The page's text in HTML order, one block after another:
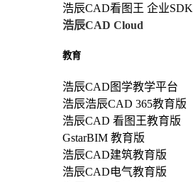
浩辰CAD看图王 企业SDK
浩辰CAD Cloud
教育
浩辰CAD图学教学平台
浩辰浩辰CAD 365教育版
浩辰CAD 看图王教育版
GstarBIM 教育版
浩辰CAD建筑教育版
浩辰CAD电气教育版